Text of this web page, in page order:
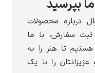
با ما
را به
را با یک